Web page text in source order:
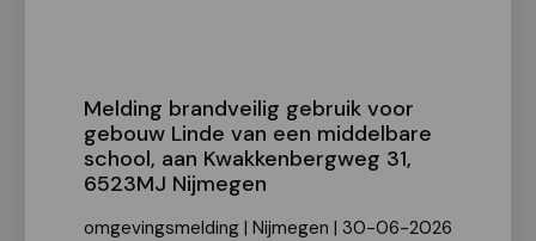
Melding brandveilig gebruik voor
gebouw Linde van een middelbare
school, aan Kwakkenbergweg 31,
6523MJ Nijmegen
omgevingsmelding | Nijmegen | 30-06-2026